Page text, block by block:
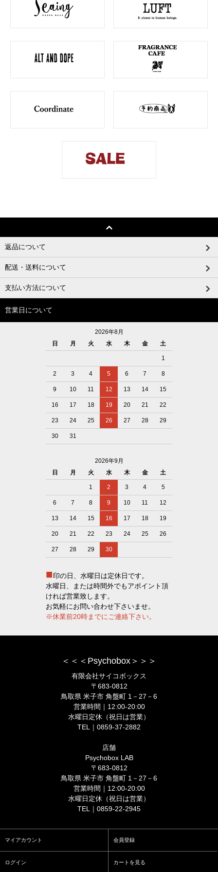
返品について
配送・送料について
支払い方法について
営業日について
2026年8月
日
月 火 水 木 金 土
1
2 3 4 5 6 7 8
9 10 11 12 13 14 15
16 17 18 19 20 21 22
23 24 25 26 27 28 29
30 31
2026年9月
日
月 火 水 木 金 土
1 2 3 4 5
6 7 8 9 10 11 12
13 14 15 16 17 18 19
20 21 22 23 24 25 26
27 28 29 30
■印の日、水曜日は定休日です。
水曜日、または時間外でもアポイント頂
ければ営業致します。
お気軽にお問い合わせ下さいませ。
※休業前20時までにご連絡下さい。
＜＜＜Psychobox＞＞＞
有限会社サイコボックス
〒683-0812
鳥取県 米子市 角盤町 1－27－6
営業時間｜12:00-20:00
水曜日定休（祝日は営業）
TEL｜0859-37-2882
店舗
Psychobox LAB
〒683-0812
鳥取県 米子市 角盤町 1－27－6
営業時間｜12:00-20:00
水曜日定休（祝日は営業）
TEL｜0859-22-2945
マイアカウント 会員登録
ログイン カートを見る